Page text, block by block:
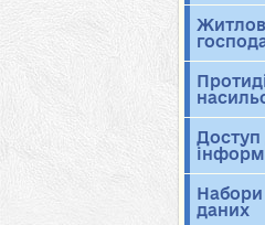
Доступ
Набори
даних